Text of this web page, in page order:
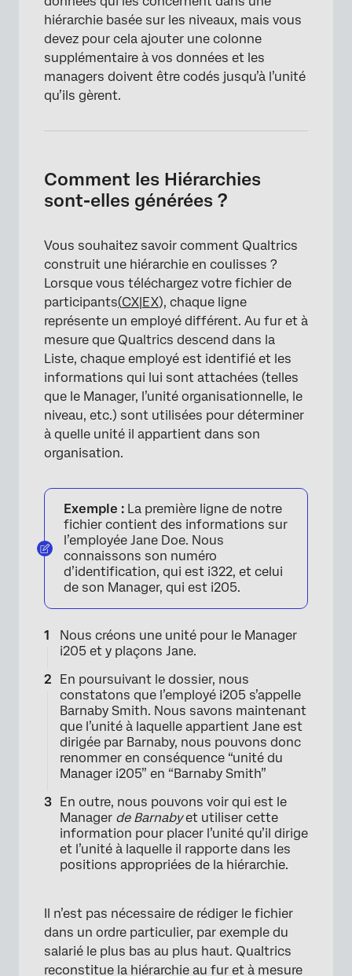
hiérarchie basée sur les niveaux, mais vous
devez pour cela ajouter une colonne
supplémentaire à vos données et les
managers doivent être codés jusqu’à l’unité
qu’ils gèrent.
Comment les Hiérarchies
sont-elles générées ?
Vous souhaitez savoir comment Qualtrics
construit une hiérarchie en coulisses ?
Lorsque vous téléchargez votre fichier de
participants(CX|EX), chaque ligne
représente un employé différent. Au fur et à
mesure que Qualtrics descend dans la
Liste, chaque employé est identifié et les
informations qui lui sont attachées (telles
que le Manager, l’unité organisationnelle, le
niveau, etc.) sont utilisées pour déterminer
à quelle unité il appartient dans son
organisation.
Exemple : La première ligne de notre
fichier contient des informations sur
l’employée Jane Doe. Nous
connaissons son numéro
d’identification, qui est i322, et celui
de son Manager, qui est i205.
Nous créons une unité pour le Manager
i205 et y plaçons Jane.
En poursuivant le dossier, nous
constatons que l’employé i205 s’appelle
Barnaby Smith. Nous savons maintenant
que l’unité à laquelle appartient Jane est
dirigée par Barnaby, nous pouvons donc
renommer en conséquence “unité du
Manager i205” en “Barnaby Smith”
En outre, nous pouvons voir qui est le
Manager de Barnabyet utiliser cette
information pour placer l’unité qu’il dirige
et l’unité à laquelle il rapporte dans les
positions appropriées de la hiérarchie.
Il n’est pas nécessaire de rédiger le fichier
dans un ordre particulier, par exemple du
salarié le plus bas au plus haut. Qualtrics
reconstitue la hiérarchie au fur et à mesure